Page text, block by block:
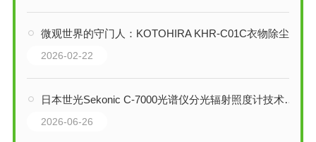
微观世界的守门人：KOTOHIRA KHR-C01C衣物除尘器的静电-吸附协同技术解析
2026-02-22
日本世光Sekonic C-7000光谱仪分光辐射照度计技术解析
2026-06-26